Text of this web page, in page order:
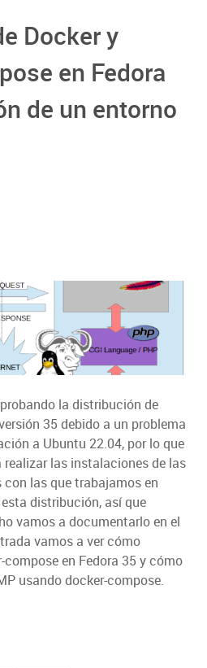
Docker y
en Fedora
de un entorno
la distribución de
35 debido a un problema
a Ubuntu 22.04, por lo que
realizar las instalaciones de las
las que trabajamos en
distribución, así que
vamos a documentarlo en el
vamos a ver cómo
en Fedora 35 y cómo
usando docker-compose.